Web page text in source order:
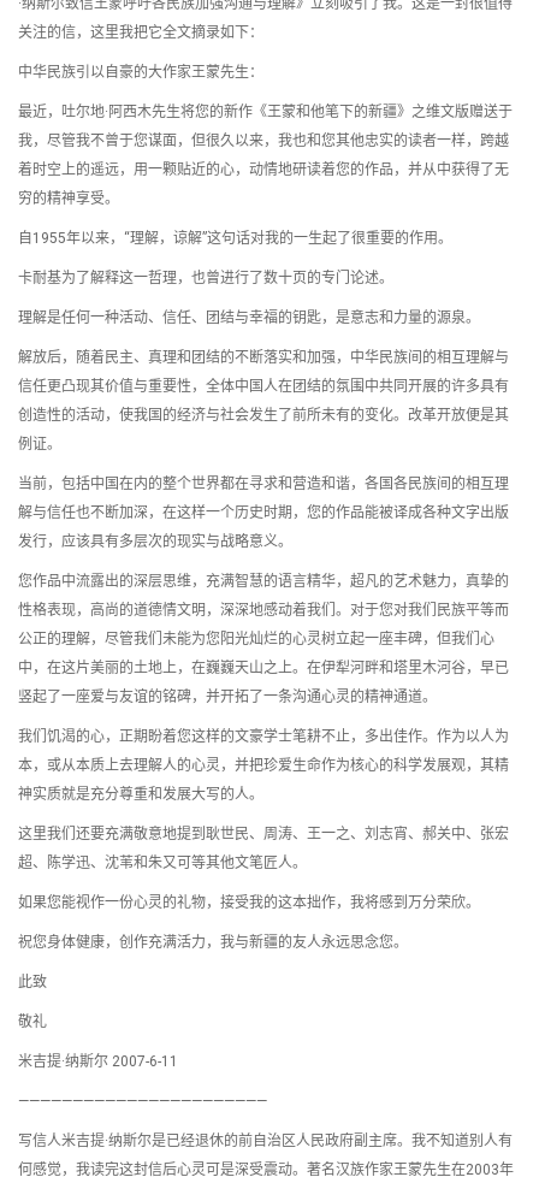
·纳斯尔致信王蒙呼吁各民族加强沟通与理解》立刻吸引了我。这是一封很值得
关注的信，这里我把它全文摘录如下：
中华民族引以自豪的大作家王蒙先生：
最近，吐尔地·阿西木先生将您的新作《王蒙和他笔下的新疆》之维文版赠送于
我，尽管我不曾于您谋面，但很久以来，我也和您其他忠实的读者一样，跨越
着时空上的遥远，用一颗贴近的心，动情地研读着您的作品，并从中获得了无
穷的精神享受。
自1955年以来，“理解，谅解”这句话对我的一生起了很重要的作用。
卡耐基为了解释这一哲理，也曾进行了数十页的专门论述。
理解是任何一种活动、信任、团结与幸福的钥匙，是意志和力量的源泉。
解放后，随着民主、真理和团结的不断落实和加强，中华民族间的相互理解与
信任更凸现其价值与重要性，全体中国人在团结的氛围中共同开展的许多具有
创造性的活动，使我国的经济与社会发生了前所未有的变化。改革开放便是其
例证。
当前，包括中国在内的整个世界都在寻求和营造和谐，各国各民族间的相互理
解与信任也不断加深，在这样一个历史时期，您的作品能被译成各种文字出版
发行，应该具有多层次的现实与战略意义。
您作品中流露出的深层思维，充满智慧的语言精华，超凡的艺术魅力，真挚的
性格表现，高尚的道德情文明，深深地感动着我们。对于您对我们民族平等而
公正的理解，尽管我们未能为您阳光灿烂的心灵树立起一座丰碑，但我们心
中，在这片美丽的土地上，在巍巍天山之上。在伊犁河畔和塔里木河谷，早已
竖起了一座爱与友谊的铭碑，并开拓了一条沟通心灵的精神通道。
我们饥渴的心，正期盼着您这样的文豪学士笔耕不止，多出佳作。作为以人为
本，或从本质上去理解人的心灵，并把珍爱生命作为核心的科学发展观，其精
神实质就是充分尊重和发展大写的人。
这里我们还要充满敬意地提到耿世民、周涛、王一之、刘志宵、郝关中、张宏
超、陈学迅、沈苇和朱又可等其他文笔匠人。
如果您能视作一份心灵的礼物，接受我的这本拙作，我将感到万分荣欣。
祝您身体健康，创作充满活力，我与新疆的友人永远思念您。
此致
敬礼
米吉提·纳斯尔 2007-6-11
———————————————————————
写信人米吉提·纳斯尔是已经退休的前自治区人民政府副主席。我不知道别人有
何感觉，我读完这封信后心灵可是深受震动。著名汉族作家王蒙先生在2003年